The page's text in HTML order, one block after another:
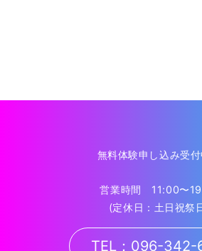
無料体験申し込み受付
営業時間 11:00〜
(定休日：土日祝祭
TEL：096-342-